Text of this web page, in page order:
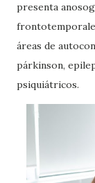
presenta
áreas de
párkinson,
psiquiátricos.